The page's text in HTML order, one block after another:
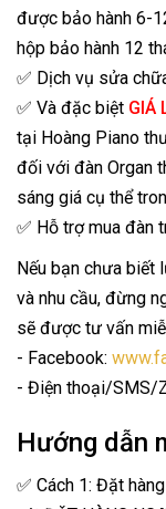
được bảo hành 6-
hộp bảo hành 12
✅ Dịch vụ sửa
✅ Và đặc biệt GIÁ
tại Hoàng Piano
đối với đàn Organ
sáng giá cụ thể
✅ Hỗ trợ mua đàn
Nếu bạn chưa biết
và nhu cầu, đừng
sẽ được tư vấn
- Facebook:
- Điện thoại/SMS/
Hướng dẫn
✅ Cách 1: Đặt